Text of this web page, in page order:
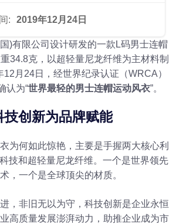
: 2019年12月24日
限公司设计研发的一款L码男士连帽
34.8克，以超轻量尼龙纤维为主材料制
月24日，经世界纪录认证（WRCA）
认为“世界最轻的男士连帽运动风衣”。
技创新为品牌赋能
为何如此惊艳，主要是手握两大核心利
技和超轻量尼龙纤维。一个是世界领先
，一个是全球顶尖的材质。
，非旧无以为守，科技创新是企业永恒
高质量发展澎湃动力，助推企业成为市